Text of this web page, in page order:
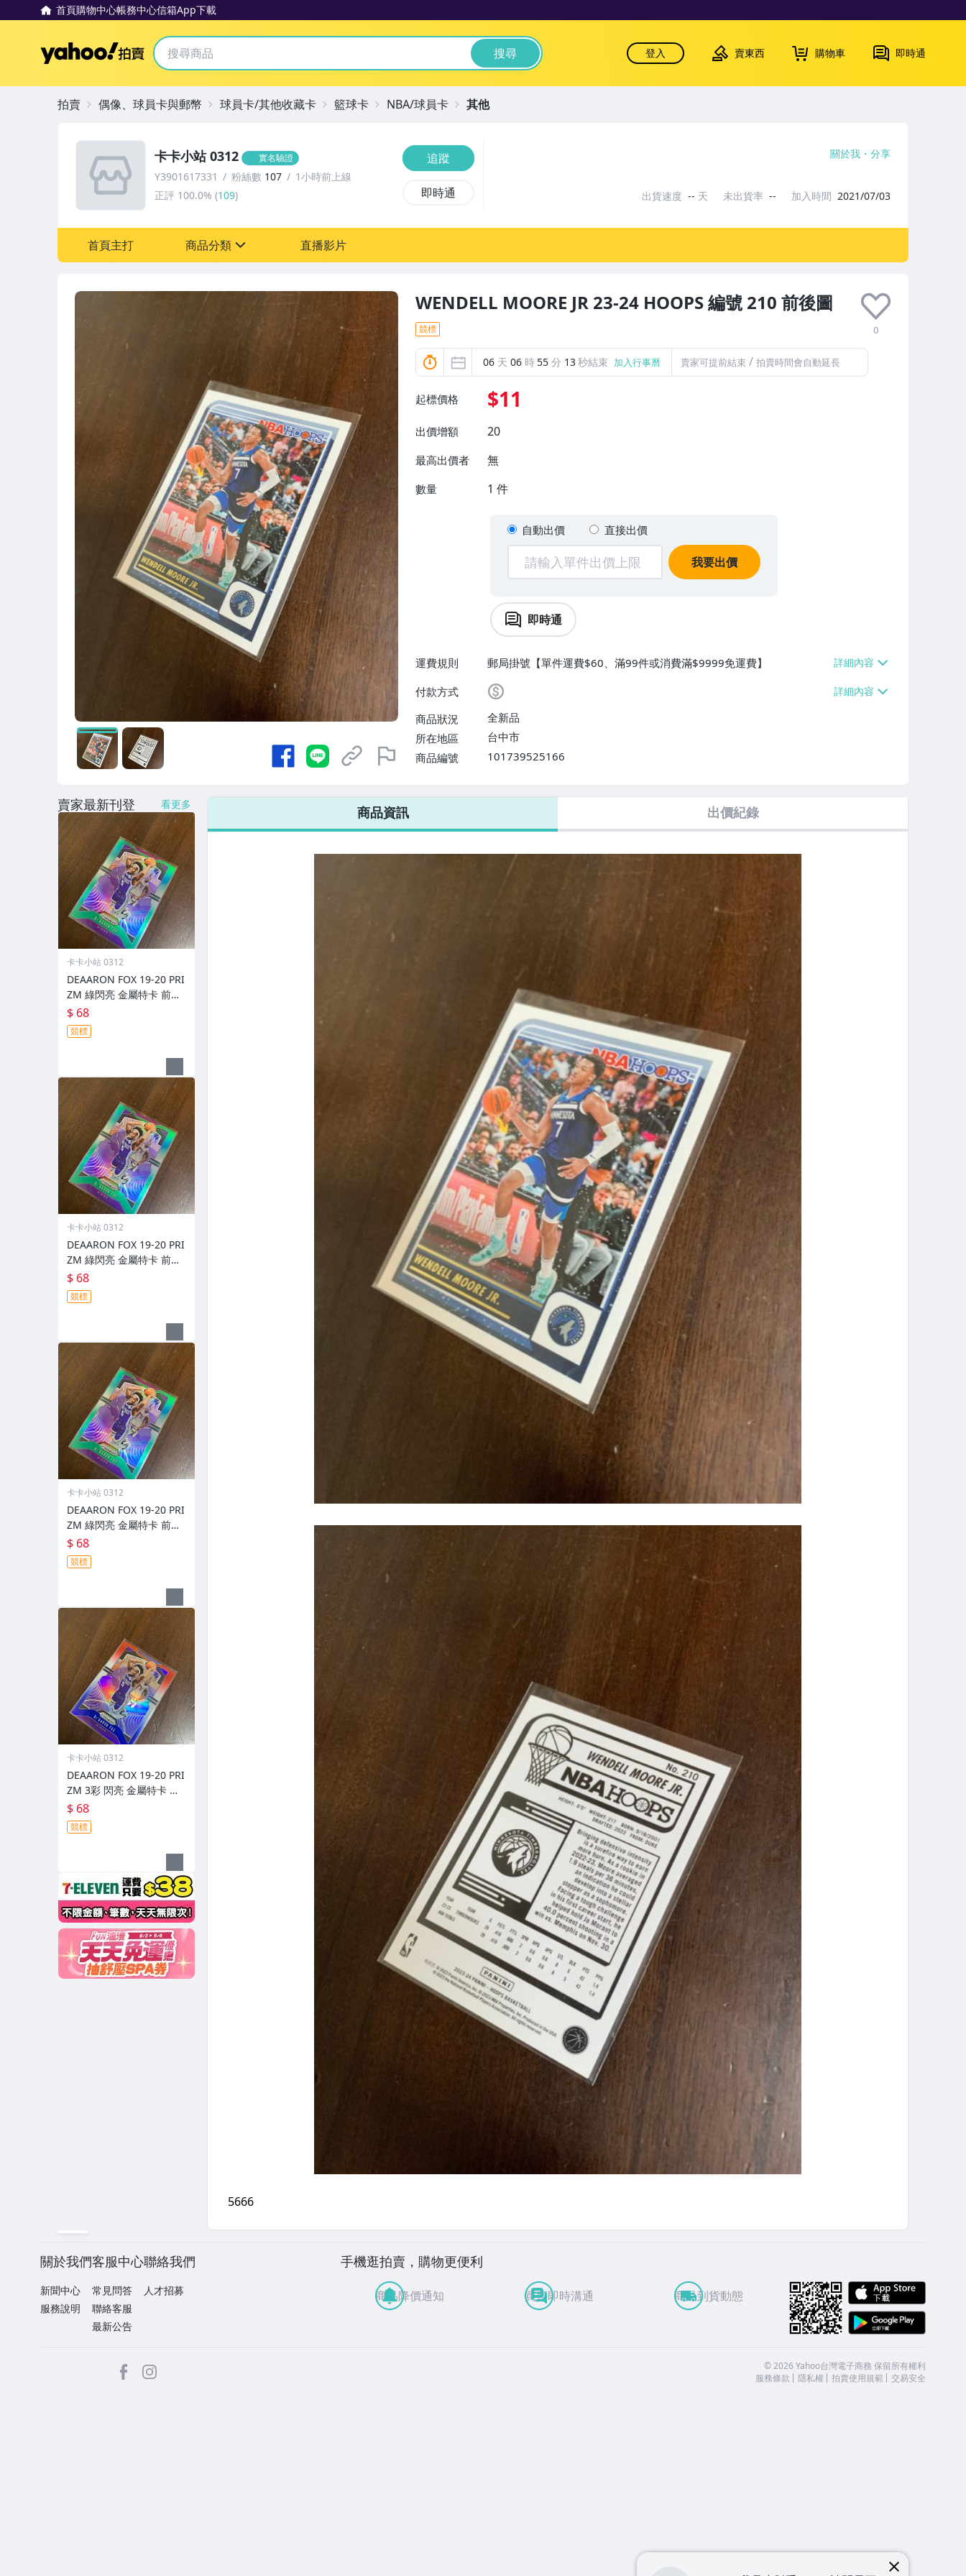
首頁購物中心帳務中心信箱App下載
Yahoo拍賣 搜尋 登入 賣東西 購物車 即時通
WENDELL MOORE JR 23-24 HOOPS 編號 210 前後圖
0
競標
06 天 06 時 55 分 12秒結束 加入行事曆 賣家可提前結束 / 拍賣時間會自動延長
起標價格 $11
出價增額 20
最高出價者 無
數量 1 件
自動出價 直接出價
我要出價
即時通
運費規則
郵局掛號【單件運費$60、滿99件或消費滿$9999免運費】
付款方式
商品狀況
全新品
所在地區
台中市
商品編號
101739525166
卡卡小站 0312 實名驗證
Y3901617331 粉絲數 107
1小時前上線
正評 100.0% (109)
追蹤
即時通
關於我 分享
出貨速度 -- 天 未出貨率 -- 加入時間 2021/07/03
首頁主打 商品分類 直播影片
拍賣 偶像、球員卡與郵幣 球員卡/其他收藏卡 籃球卡 NBA/球員卡 其他
商品資訊 出價紀錄
賣家最新刊登 看更多
卡卡小站 0312
DEAARON FOX 19-20 PRI
ZM 綠閃亮 金屬特卡 前後
如圖
$ 68
競標
卡卡小站 0312
DEAARON FOX 19-20 PRI
ZM 綠閃亮 金屬特卡 前後
如圖
$ 68
競標
卡卡小站 0312
DEAARON FOX 19-20 PRI
ZM 綠閃亮 金屬特卡 前後
如圖
$ 68
競標
卡卡小站 0312
DEAARON FOX 19-20 PRI
ZM 3彩 閃亮 金屬特卡 前
後如圖
$ 68
競標
關於我們
新聞中心
服務說明
客服中心
常見問答
聯絡客服
最新公告
聯絡我們
人才招募
手機逛拍賣，購物更便利
商品降價通知 買賣即時溝通 商品到貨動態
facebook ©2026 Yahoo台灣電子商務 保留所有權利
服務條款
隱私權 拍賣使用規範 交易安全